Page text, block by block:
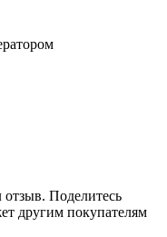
Поделитесь
другим покупателям